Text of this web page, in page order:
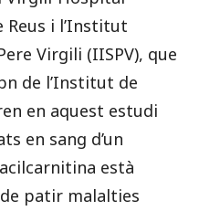
Reus i l’Institut
Virgili (IISPV), que
de l’Institut de
en aquest estudi
en sang d’un
està
patir malalties